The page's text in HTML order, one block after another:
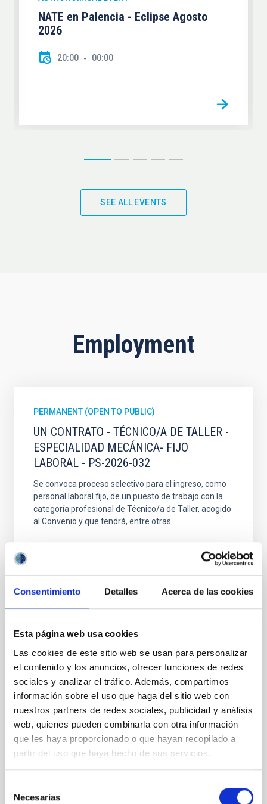
Consentimiento Detalles Acerca de las cookies
Esta página web usa cookies
Las cookies de este sitio web se usan para personalizar
el contenido y los anuncios, ofrecer funciones de redes
sociales y analizar el tráfico. Además, compartimos
información sobre el uso que haga del sitio web con
nuestros partners de redes sociales, publicidad y análisis
web, quienes pueden combinarla con otra información
que les haya proporcionado o que hayan recopilado a
partir del uso que haya hecho de sus servicios.
Necesarias
NATE en Palencia - Eclipse Agosto
2026
20:00 00:00
SEE ALL EVENTS
Employment
PERMANENT (OPEN TO PUBLIC)
UN CONTRATO - TÉCNICO/A DE TALLER -
ESPECIALIDAD MECÁNICA- FIJO
LABORAL - PS-2026-032
Se convoca proceso selectivo para el ingreso, como
personal laboral fijo, de un puesto de trabajo con la
categoría profesional de Técnico/a de Taller, acogido
al Convenio y que tendrá, entre otras
MANTENIMIENTO GENERAL
OBSERVATORIOS (ORM-LA PALMA) - FIJO
LABORAL -PS-2026-031
Se convoca proceso selectivo para el ingreso, como
personal laboral fijo, de un puesto de trabajo con la
categoría profesional de Técnico/a Mantenimiento
General, acogido a Convenio y que tendrá